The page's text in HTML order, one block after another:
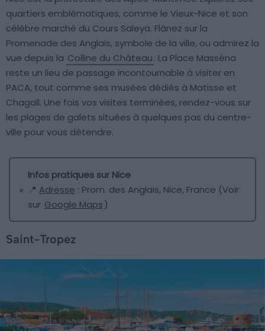
quartiers emblématiques, comme le Vieux-Nice et son
célèbre marché du Cours Saleya. Flânez sur la
Promenade des Anglais, symbole de la ville, ou admirez la
vue depuis la Colline du Château. La Place Masséna
reste un lieu de passage incontournable à visiter en
PACA, tout comme ses musées dédiés à Matisse et
Chagall. Une fois vos visites terminées, rendez-vous sur
les plages de galets situées à quelques pas du centre-
ville pour vous détendre.
Infos pratiques sur Nice
📍 Adresse : Prom. des Anglais, Nice, France (Voir
sur Google Maps)
Saint-Tropez